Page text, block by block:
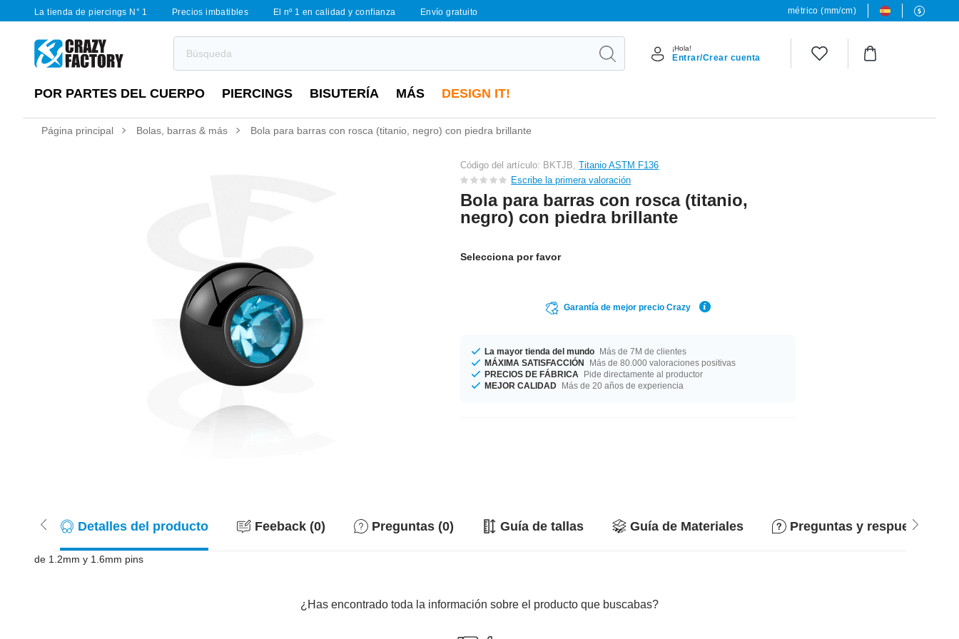
La tienda de piercings N° 1 Precios imbatibles El nº 1 en calidad y confianza Envío gratuito métrico (mm/cm)
¡Hola!
Entrar/Crear cuenta
POR PARTES DEL CUERPO PIERCINGS BISUTERÍA MÁS DESIGN IT!
Página principal Bolas, barras & más Bola para barras con rosca (titanio, negro) con piedra brillante
Código del artículo: BKTJB,Titanio ASTM F136
Escribe la primera valoración
Bola para barras con rosca (titanio,
negro) con piedra brillante
Selecciona por favor
Garantía de mejor precio Crazy
La mayor tienda del mundo Más de 7M de clientes
MÁXIMA SATISFACCIÓN
Más de 80.000 valoraciones positivas
PRECIOS DE FÁBRICA
Pide directamente al productor
MEJOR CALIDAD Más de 20 años de experiencia
Detalles del producto Feeback (0) Preguntas (0) Guía de tallas Guía de Materiales Preguntas y respuestas
de 1.2mm y 1.6mm pins
¿Has encontrado toda la información sobre el producto que buscabas?